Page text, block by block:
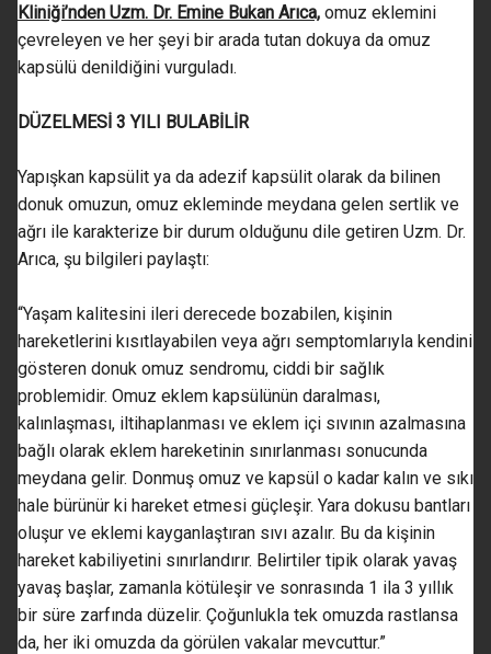
Kliniği’nden Uzm. Dr. Emine Bukan Arıca,omuz eklemini
çevreleyen ve her şeyi bir arada tutan dokuya da omuz
kapsülü denildiğini vurguladı.
DÜZELMESİ 3 YILI BULABİLİR
Yapışkan kapsülit ya da adezif kapsülit olarak da bilinen
donuk omuzun, omuz ekleminde meydana gelen sertlik ve
ağrı ile karakterize bir durum olduğunu dile getiren Uzm. Dr.
Arıca, şu bilgileri paylaştı:
“Yaşam kalitesini ileri derecede bozabilen, kişinin
hareketlerini kısıtlayabilen veya ağrı semptomlarıyla kendini
gösteren donuk omuz sendromu, ciddi bir sağlık
problemidir. Omuz eklem kapsülünün daralması,
kalınlaşması, iltihaplanması ve eklem içi sıvının azalmasına
bağlı olarak eklem hareketinin sınırlanması sonucunda
meydana gelir. Donmuş omuz ve kapsül o kadar kalın ve sıkı
hale bürünür ki hareket etmesi güçleşir. Yara dokusu bantları
oluşur ve eklemi kayganlaştıran sıvı azalır. Bu da kişinin
hareket kabiliyetini sınırlandırır. Belirtiler tipik olarak yavaş
yavaş başlar, zamanla kötüleşir ve sonrasında 1 ila 3 yıllık
bir süre zarfında düzelir. Çoğunlukla tek omuzda rastlansa
da, her iki omuzda da görülen vakalar mevcuttur.”